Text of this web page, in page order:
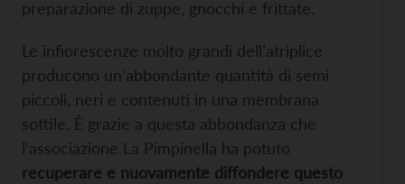
preparazione di zuppe, gnocchi e frittate.
Le infiorescenze molto grandi dell’atriplice
producono un’abbondante quantità di semi
piccoli, neri e contenuti in una membrana
sottile. È grazie a questa abbondanza che
l’associazione La Pimpinella ha potuto
recuperare e nuovamente diffondere questo